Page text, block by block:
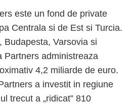
este un fond de private
Centrala si de Est si Turcia.
Budapesta, Varsovia si
Partners administreaza
4,2 miliarde de euro.
a investit in regiune
trecut a „ridicat” 810